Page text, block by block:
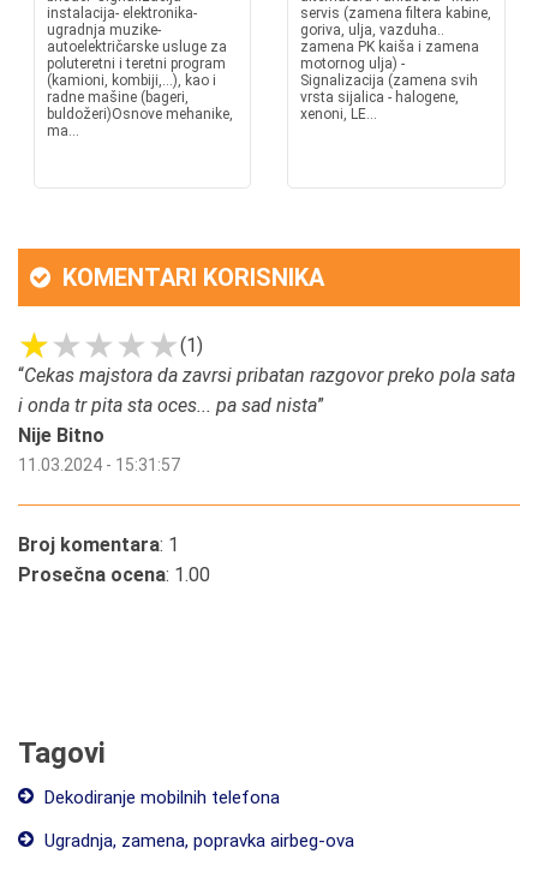
instalacija- elektronika-
ugradnja muzike-
autoelektričarske usluge za
poluteretni i teretni program
(kamioni, kombiji,...), kao i
radne mašine (bageri,
buldožeri)Osnove mehanike,
ma...
servis (zamena filtera kabine,
goriva, ulja, vazduha..
zamena PK kaiša i zamena
motornog ulja) -
Signalizacija (zamena svih
vrsta sijalica - halogene,
xenoni, LE...
KOMENTARI KORISNIKA
(1)
“Cekas majstora da zavrsi pribatan razgovor preko pola sata
i onda tr pita sta oces... pa sad nista”
Nije Bitno
11.03.2024 - 15:31:57
Broj komentara: 1
Prosečna ocena: 1.00
Tagovi
Dekodiranje mobilnih telefona
Ugradnja, zamena, popravka airbeg-ova